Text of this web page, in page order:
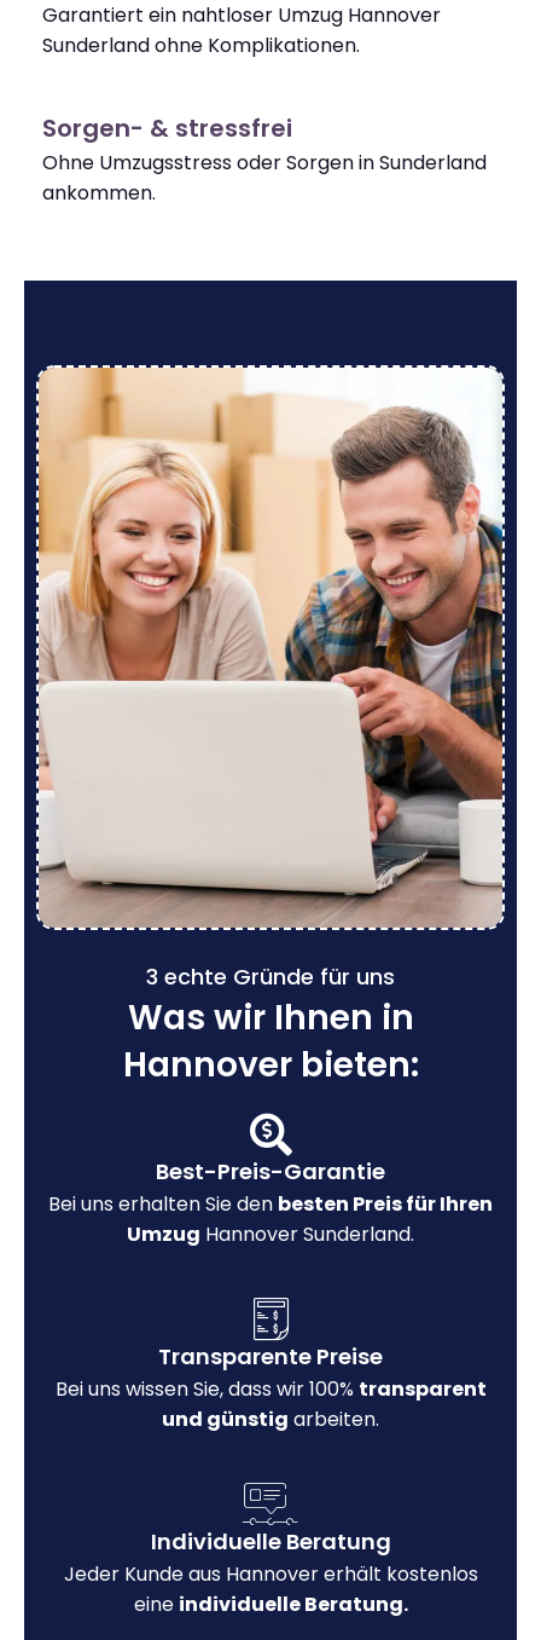
Garantiert ein nahtloser Umzug Hannover
Sunderland ohne Komplikationen.
Sorgen- & stressfrei
Ohne Umzugsstress oder Sorgen in Sunderland
ankommen.
3 echte Gründe für uns
Was wir Ihnen in
Hannover bieten:
Best-Preis-Garantie
Bei uns erhalten Sie den besten Preis für Ihren
Umzug Hannover Sunderland.
Transparente Preise
Bei uns wissen Sie, dass wir 100% transparent
und günstig arbeiten.
Individuelle Beratung
Jeder Kunde aus Hannover erhält kostenlos
eine individuelle Beratung.